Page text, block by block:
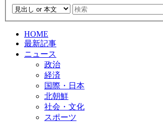
HOME
最新記事
ニュース
政治
経済
国際・日本
北朝鮮
社会・文化
スポーツ